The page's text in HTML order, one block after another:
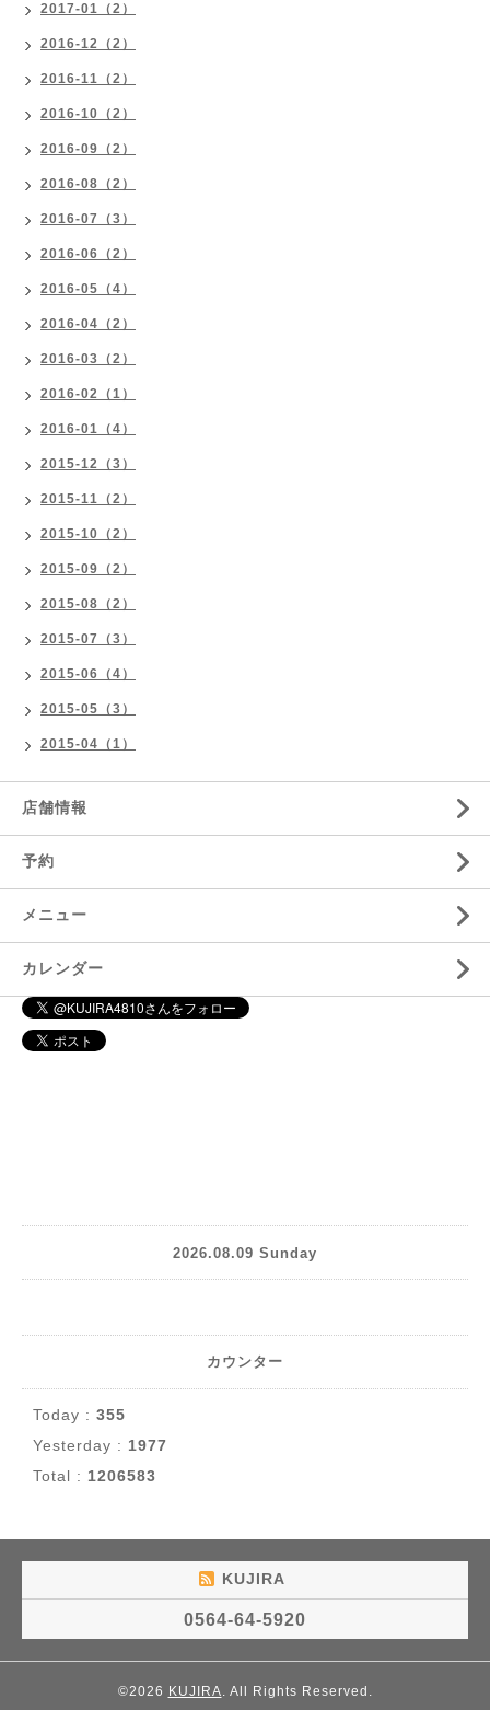
2017-01（2）
2016-12（2）
2016-11（2）
2016-10（2）
2016-09（2）
2016-08（2）
2016-07（3）
2016-06（2）
2016-05（4）
2016-04（2）
2016-03（2）
2016-02（1）
2016-01（4）
2015-12（3）
2015-11（2）
2015-10（2）
2015-09（2）
2015-08（2）
2015-07（3）
2015-06（4）
2015-05（3）
2015-04（1）
店舗情報
予約
メニュー
カレンダー
2026.08.09 Sunday
カウンター
Today : 355
Yesterday : 1977
Total : 1206583
KUJIRA
0564-64-5920
©2026 KUJIRA. All Rights Reserved.